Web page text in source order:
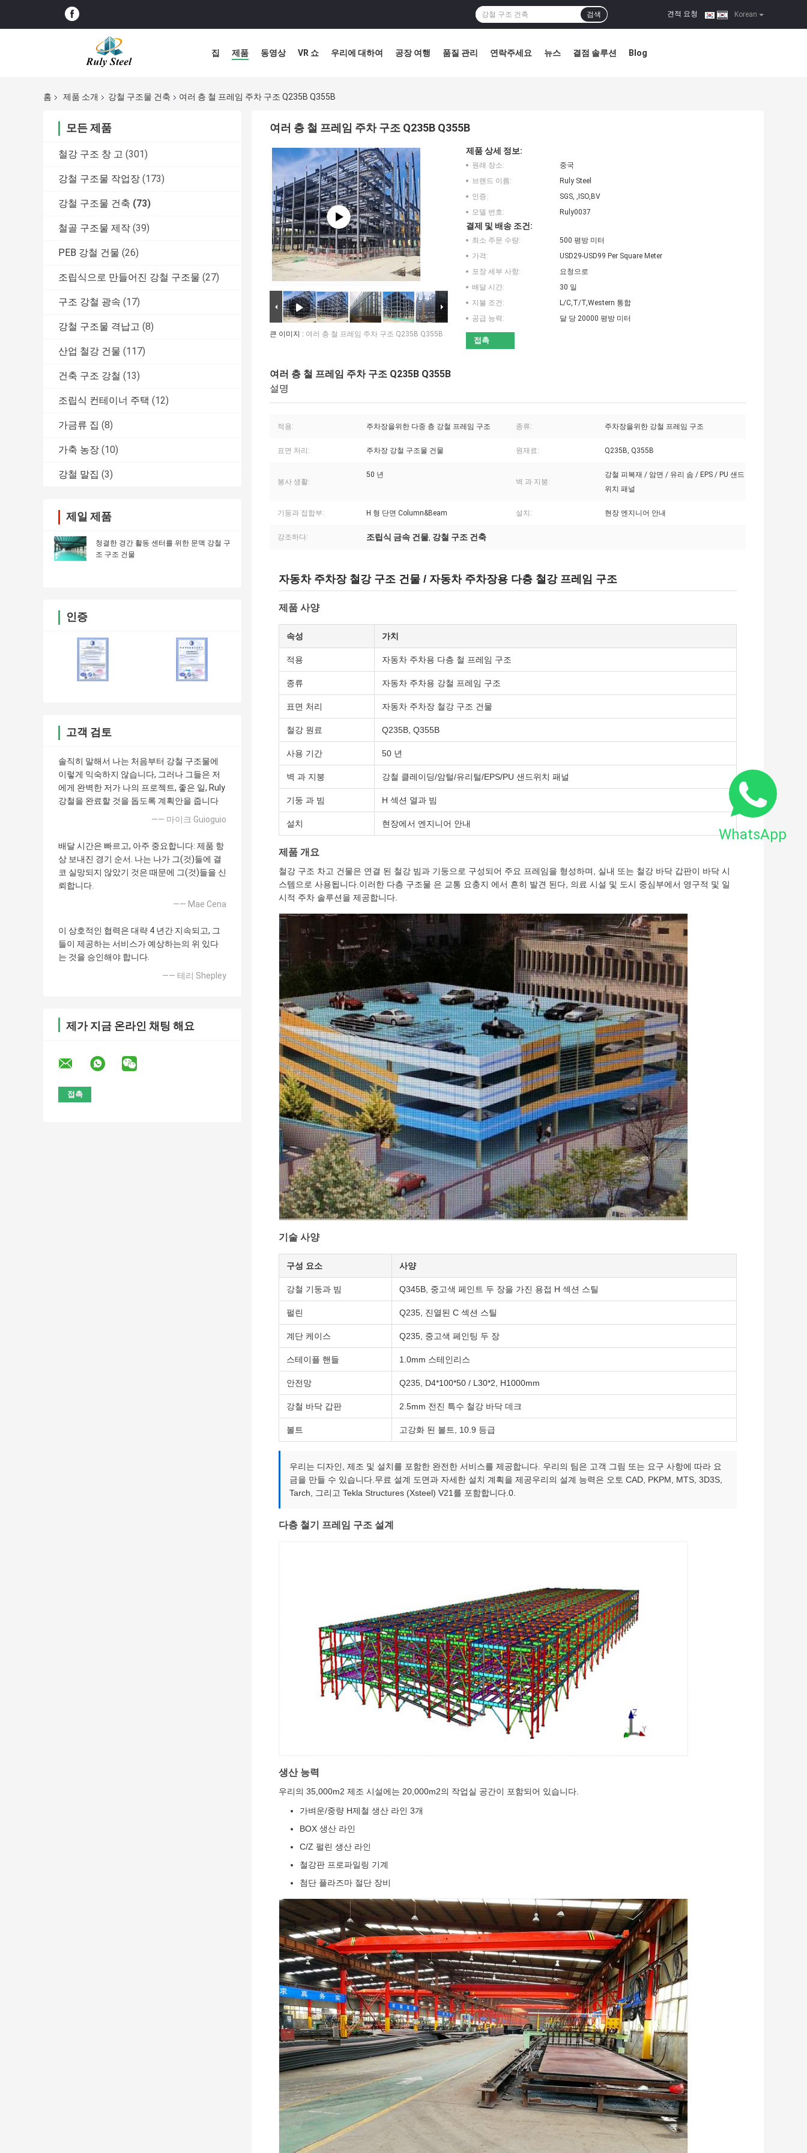
Korean
견적 요청 |
검색
집 제품 동영상 VR 쇼 우리에 대하여 공장 여행 품질 관리 연락주세요 뉴스 결점 솔루션 Blog
홈 제품 소개 강철 구조물 건축 여러 층 철 프레임 주차 구조 Q235B Q355B
모든 제품
철강 구조 창 고 (301)
강철 구조물 작업장 (173)
강철 구조물 건축 (73)
철골 구조물 제작 (39)
PEB 강철 건물 (26)
조립식으로 만들어진 강철 구조물 (27)
구조 강철 광속 (17)
강철 구조물 격납고 (8)
산업 철강 건물 (117)
건축 구조 강철 (13)
조립식 컨테이너 주택 (12)
가금류 집 (8)
가축 농장 (10)
강철 말집 (3)
제일 제품
청결한 경간 활동 센터를 위한 문맥 강철 구
조 구조 건물
인증
고객 검토
솔직히 말해서 나는 처음부터 강철 구조물에
이렇게 익숙하지 않습니다, 그러나 그들은 저
에게 완벽한 저가 나의 프로젝트, 좋은 일, Ruly
강철을 완료할 것을 돕도록 계획안을 줍니다
—— 마이크 Guioguio
배달 시간은 빠르고, 아주 중요합니다: 제품 항
상 보내진 경기 순서. 나는 나가 그(것)들에 결
코 실망되지 않았기 것은 때문에 그(것)들을 신
뢰합니다.
—— Mae Cena
이 상호적인 협력은 대략 4 년간 지속되고, 그
들이 제공하는 서비스가 예상하는의 위 있다
는 것을 승인해야 합니다.
—— 테리 Shepley
제가 지금 온라인 채팅 해요
여러 층 철 프레임 주차 구조 Q235B Q355B
큰 이미지 : 여러 층 철 프레임 주차 구조 Q235B Q355B
제품 상세 정보:
원래 장소:
중국
브랜드 이름:
Ruly Steel
인증:
SGS, ,ISO,BV
모델 번호:
Ruly0037
결제 및 배송 조건:
최소 주문 수량:
500 평방 미터
가격:
USD29-USD99 Per Square Meter
포장 세부 사항:
요청으로
배달 시간:
30 일
지불 조건:
L/C,T/T,Western 통합
공급 능력:
달 당 20000 평방 미터
접촉
여러 층 철 프레임 주차 구조 Q235B Q355B
설명
적용: 주차장을위한 다중 층 강철 프레임 구조 종류: 주차장을위한 강철 프레임 구조
표면 처리: 주차장 강철 구조물 건물 원재료: Q235B, Q355B
봉사 생활:
50 년
벽 과 지붕:
강철 피복재 / 암면 / 유리 솜 / EPS / PU 샌드
위치 패널
기둥과 접합부: H 형 단면 Column&Beam 설치: 현장 엔지니어 안내
강조하다: 조립식 금속 건물, 강철 구조 건축
자동차 주차장 철강 구조 건물 / 자동차 주차장용 다층 철강 프레임 구조
제품 사양
속성 가치
적용 자동차 주차용 다층 철 프레임 구조
종류 자동차 주차용 강철 프레임 구조
표면 처리 자동차 주차장 철강 구조 건물
철강 원료 Q235B, Q355B
사용 기간 50 년
벽 과 지붕 강철 클레이딩/암털/유리털/EPS/PU 샌드위치 패널
기둥 과 빔 H 섹션 열과 빔
설치 현장에서 엔지니어 안내
제품 개요
철강 구조 차고 건물은 연결 된 철강 빔과 기둥으로 구성되어 주요 프레임을 형성하며, 실내 또는 철강 바닥 갑판이 바닥 시
스템으로 사용됩니다.이러한 다층 구조물 은 교통 요충지 에서 흔히 발견 된다, 의료 시설 및 도시 중심부에서 영구적 및 일
시적 주차 솔루션을 제공합니다.
기술 사양
구성 요소 사양
강철 기둥과 빔 Q345B, 중고색 페인트 두 장을 가진 용접 H 섹션 스틸
펄린 Q235, 진열된 C 섹션 스틸
계단 케이스 Q235, 중고색 페인팅 두 장
스테이플 핸들 1.0mm 스테인리스
안전망 Q235, D4*100*50 / L30*2, H1000mm
강철 바닥 갑판 2.5mm 전진 특수 철강 바닥 데크
볼트 고강화 된 볼트, 10.9 등급
우리는 디자인, 제조 및 설치를 포함한 완전한 서비스를 제공합니다. 우리의 팀은 고객 그림 또는 요구 사항에 따라 요
금을 만들 수 있습니다.무료 설계 도면과 자세한 설치 계획을 제공우리의 설계 능력은 오토 CAD, PKPM, MTS, 3D3S,
Tarch, 그리고 Tekla Structures (Xsteel) V21를 포함합니다.0.
다층 철기 프레임 구조 설계
생산 능력
우리의 35,000m2 제조 시설에는 20,000m2의 작업실 공간이 포함되어 있습니다.
가벼운/중량 H제철 생산 라인 3개
BOX 생산 라인
C/Z 펄린 생산 라인
철강판 프로파일링 기계
첨단 플라즈마 절단 장비
WhatsApp